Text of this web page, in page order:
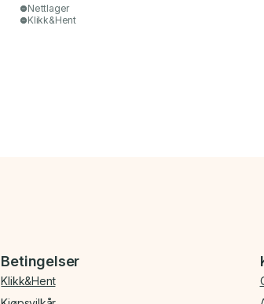
Nettlager
Klikk&Hent
Betingelser
Klikk&Hent